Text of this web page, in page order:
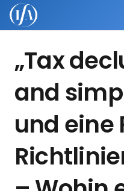
„Tax
and
und eine